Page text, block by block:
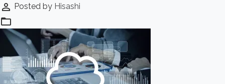
perm_identity Posted by Hisashi
folder_open